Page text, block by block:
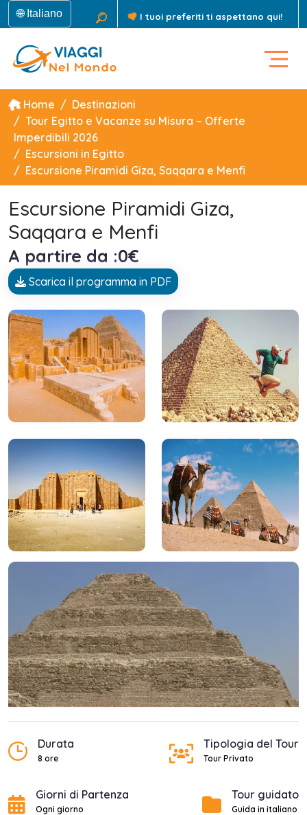
🌐 Italiano I tuoi preferiti ti aspettano qui!
Home
Destinazioni
Tour Egitto e Vacanze su Misura – Offerte
Imperdibili 2026
Escursioni in Egitto
Escursione Piramidi Giza, Saqqara e Menfi
Escursione Piramidi Giza,
Saqqara e Menfi
A partire da :0€
Scarica il programma in PDF
Durata
8 ore
Tipologia del Tour
Tour Privato
Giorni di Partenza
Ogni giorno
Tour guidato
Guida in italiano